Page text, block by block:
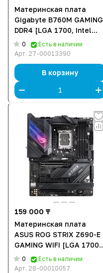
Материнская плата
Gigabyte B760M GAMING
DDR4 [LGA 1700, Intel
B760, 2xDDR 4, 2xM.2,
1xPCI-E x16, Micro-ATX]
0
Есть в наличии
Арт. 27-00013390
В корзину
159 000 ₸
Материнская плата
ASUS ROG STRIX Z690-E
GAMING WIFI [LGA 1700,
Intel Z690, 4xDDR 5,
3xM.2, 3xPCI-E x16,
0
Есть в наличии
Арт. 28-00010057